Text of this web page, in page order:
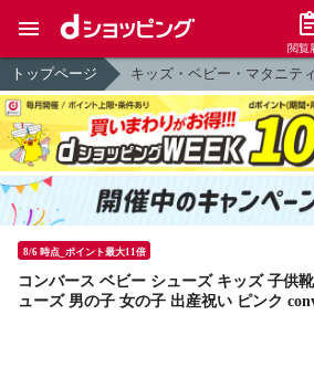
閲覧
トップページ キッズ・ベビー・マタニティ
8/6 時点_ポイント最大11倍
コンバース ベビー シューズ キッズ 子供
ューズ 男の子 女の子 出産祝い ピンク